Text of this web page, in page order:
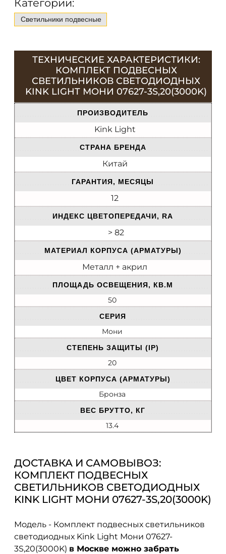
Категории:
Светильники подвесные
ТЕХНИЧЕСКИЕ ХАРАКТЕРИСТИКИ:
КОМПЛЕКТ ПОДВЕСНЫХ
СВЕТИЛЬНИКОВ СВЕТОДИОДНЫХ
KINK LIGHT МОНИ 07627-3S,20(3000K)
ПРОИЗВОДИТЕЛЬ
Kink Light
СТРАНА БРЕНДА
Китай
ГАРАНТИЯ, МЕСЯЦЫ
12
ИНДЕКС ЦВЕТОПЕРЕДАЧИ, RA
> 82
МАТЕРИАЛ КОРПУСА (АРМАТУРЫ)
Металл + акрил
ПЛОЩАДЬ ОСВЕЩЕНИЯ, КВ.М
50
СЕРИЯ
Мони
СТЕПЕНЬ ЗАЩИТЫ (IP)
20
ЦВЕТ КОРПУСА (АРМАТУРЫ)
Бронза
ВЕС БРУТТО, КГ
13.4
ДОСТАВКА И САМОВЫВОЗ:
КОМПЛЕКТ ПОДВЕСНЫХ
СВЕТИЛЬНИКОВ СВЕТОДИОДНЫХ
KINK LIGHT МОНИ 07627-3S,20(3000K)
Модель - Комплект подвесных светильников
светодиодных Kink Light Мони 07627-
3S,20(3000K) в Москве можно забрать